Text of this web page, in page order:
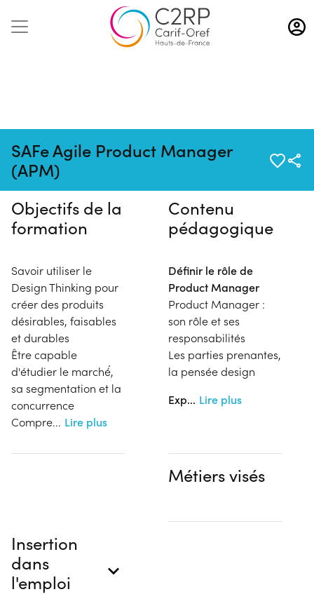
Aller
au
contenu
SAFe Agile Product Manager
(APM)
Pas de session programmée en
ce moment
Objectifs de la
formation
Savoir utiliser le
Design Thinking pour
créer des produits
désirables, faisables
et durables
Être capable
d'étudier le marché́,
sa segmentation et la
concurrence
Compre... Lire plus
Contenu
pédagogique
Définir le rôle de
Product Manager
Product Manager :
son rôle et ses
responsabilités
Les parties prenantes,
la pensée design
Exp... Lire plus
Métiers visés
Insertion
dans
l'emploi